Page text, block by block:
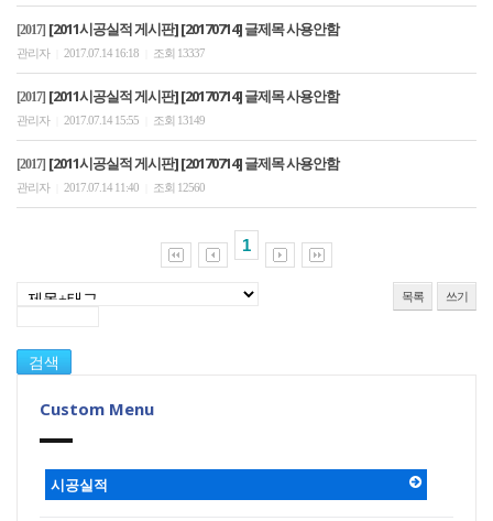
[2017] [2011시공실적 게시판] [20170714] 글제목 사용안함
관리자 2017.07.14 16:18 조회 13337
[2017] [2011시공실적 게시판] [20170714] 글제목 사용안함
관리자 2017.07.14 15:55 조회 13149
[2017] [2011시공실적 게시판] [20170714] 글제목 사용안함
관리자 2017.07.14 11:40 조회 12560
1
목록 쓰기
Custom Menu
시공실적